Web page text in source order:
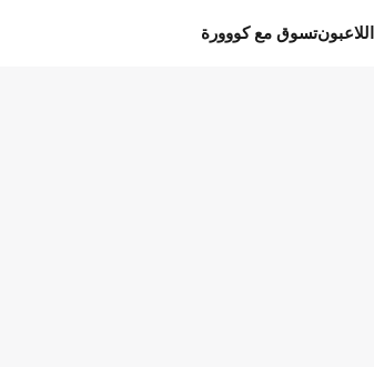
اللاعبونتسوق مع كووورة